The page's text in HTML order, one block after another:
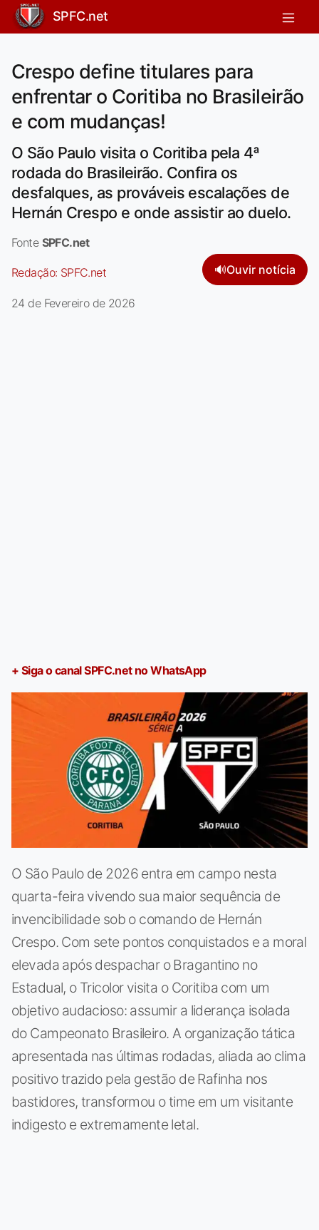
SPFC.net
Crespo define titulares para
enfrentar o Coritiba no Brasileirão
e com mudanças!
O São Paulo visita o Coritiba pela 4ª
rodada do Brasileirão. Confira os
desfalques, as prováveis escalações de
Hernán Crespo e onde assistir ao duelo.
Fonte SPFC.net
Redação: SPFC.net 🔊Ouvir notícia
24 de Fevereiro de 2026
+ Siga o canal SPFC.net no WhatsApp
O São Paulo de 2026 entra em campo nesta
quarta-feira vivendo sua maior sequência de
invencibilidade sob o comando de Hernán
Crespo. Com sete pontos conquistados e a moral
elevada após despachar o Bragantino no
Estadual, o Tricolor visita o Coritiba com um
objetivo audacioso: assumir a liderança isolada
do Campeonato Brasileiro. A organização tática
apresentada nas últimas rodadas, aliada ao clima
positivo trazido pela gestão de Rafinha nos
bastidores, transformou o time em um visitante
indigesto e extremamente letal.